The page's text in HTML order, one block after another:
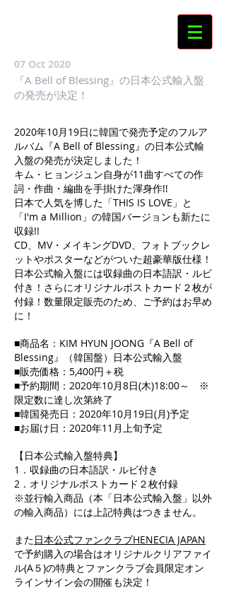
07 Oct 2020
『A Bell of Blessing』の日本公式輸入盤
の発売が決定！
2020年10月19日に韓国で発売予定のフルア
ルバム『A Bell of Blessing』の日本公式輸
入盤の発売が決定しました！
キム・ヒョンジュン自身が11曲すべての作
詞・作曲・編曲を手掛けた渾身作!!
日本で人気を博した「THIS IS LOVE」と
「I'm a Million」の韓国バージョンも新たに
収録!!
CD、MV・メイキングDVD、フォトブックレ
ットやポスターなどがついた超豪華版仕様！
日本公式輸入盤には収録曲の日本語訳・ルビ
付き！さらにオリジナルポストカード２枚が
付録！数量限定販売のため、ご予約はお早め
に！
■商品名：KIM HYUN JOONG『A Bell of
Blessing』（韓国盤）日本公式輸入盤
■販売価格：5,400円＋税
■予約期間：2020年10月8日(木)18:00～ ※
限定数に達し次第終了
■韓国発売日：2020年10月19日(月)予定
■お届け日：2020年11月上旬予定
【日本公式輸入盤特典】
1．収録曲の日本語訳・ルビ付き
2．オリジナルポストカード２枚付録
※並行輸入商品（本「日本公式輸入盤」以外
の輸入商品）には上記特典はつきません。
また日本公式ファンクラブHENECIA JAPAN
で予約購入の場合はオリジナルクリアファイ
ル(A５)の特典とファンクラブ会員限定オン
ラインサイン会の開催も決定！